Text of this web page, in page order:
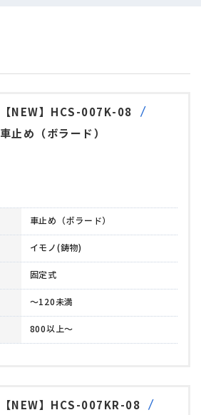
【NEW】HCS-007K-08
車止め（ボラード）
車止め（ボラード）
イモノ(鋳物)
固定式
～120未満
800以上～
【NEW】HCS-007KR-08